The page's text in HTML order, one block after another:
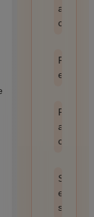
anti-
cafards
et
Produit
anti
cafards
Santé
et
sécurité